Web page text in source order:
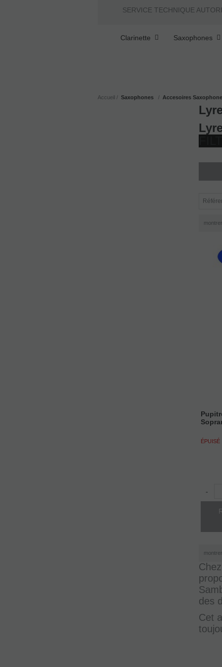
SERVICE TECHNIQUE
Clarinette Saxophones
Accueil Saxophones Accesoires
ÉPUISÉ
-
des
Cet